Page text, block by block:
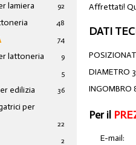
lamiera 92
48
74
lattoneria 9
5
edilizia 36
per
22
2
Affrettati!
DATI
DIAMETRO
INGOMBRO
Per il
E-mail: